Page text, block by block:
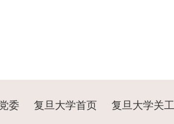
委 复旦大学首页 复旦大学关